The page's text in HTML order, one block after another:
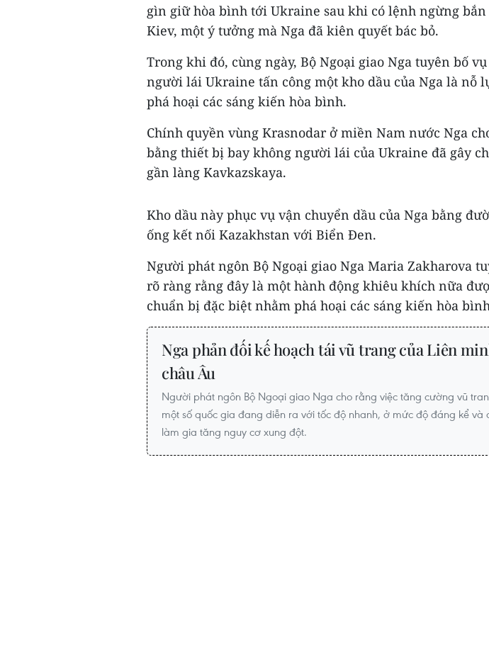
gìn giữ hòa bình tới Ukraine sau khi có lệnh ngừng bắn
Kiev, một ý tưởng mà Nga đã kiên quyết bác bỏ.
Trong khi đó, cùng ngày, Bộ Ngoại giao Nga tuyên bố
người lái Ukraine tấn công một kho dầu của Nga là nỗ
phá hoại các sáng kiến hòa bình.
Chính quyền vùng Krasnodar ở miền Nam nước Nga
bằng thiết bị bay không người lái của Ukraine đã gây
gần làng Kavkazskaya.
Kho dầu này phục vụ vận chuyển dầu của Nga bằng
ống kết nối Kazakhstan với Biển Đen.
Người phát ngôn Bộ Ngoại giao Nga Maria Zakharova
rõ ràng rằng đây là một hành động khiêu khích nữa
chuẩn bị đặc biệt nhằm phá hoại các sáng kiến hòa
Nga phản đối kế hoạch tái vũ trang của Liên
châu Âu
Người phát ngôn Bộ Ngoại giao Nga cho rằng việc tăng cường vũ
một số quốc gia đang diễn ra với tốc độ nhanh, ở mức độ đáng kể và
làm gia tăng nguy cơ xung đột.